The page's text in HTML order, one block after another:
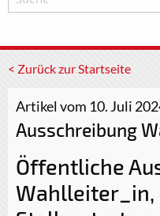
< Zurück zur Startseite
Artikel vom 10. Juli
Ausschreibung
Öffentliche
Wahlleiter_in,